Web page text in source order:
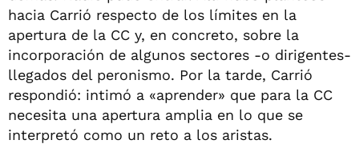
hacia Carrió respecto de los límites en la
apertura de la CC y, en concreto, sobre la
incorporación de algunos sectores -o dirigentes-
llegados del peronismo. Por la tarde, Carrió
respondió: intimó a «aprender» que para la CC
necesita una apertura amplia en lo que se
interpretó como un reto a los aristas.